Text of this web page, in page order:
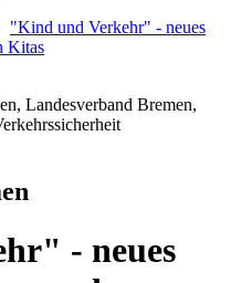
"Kind und Verkehr" - neues
Kitas
Landesverband Bremen,
- neues